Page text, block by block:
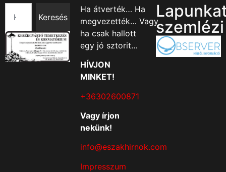
Keresés
Ha átverték… Ha
megvezették… Vagy
ha csak hallott
egy jó sztorit…
HÍVJON
MINKET!
+36302600871
Vagy írjon
nekünk!
info@eszakhirnok.com
Impresszum
szemlézi